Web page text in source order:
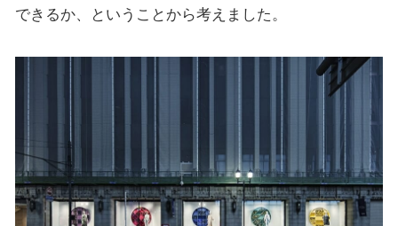
できるか、ということから考えました。